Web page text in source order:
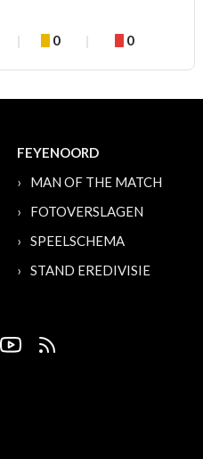
0 0
FEYENOORD
MAN OF THE MATCH
FOTOVERSLAGEN
SPEELSCHEMA
STAND EREDIVISIE